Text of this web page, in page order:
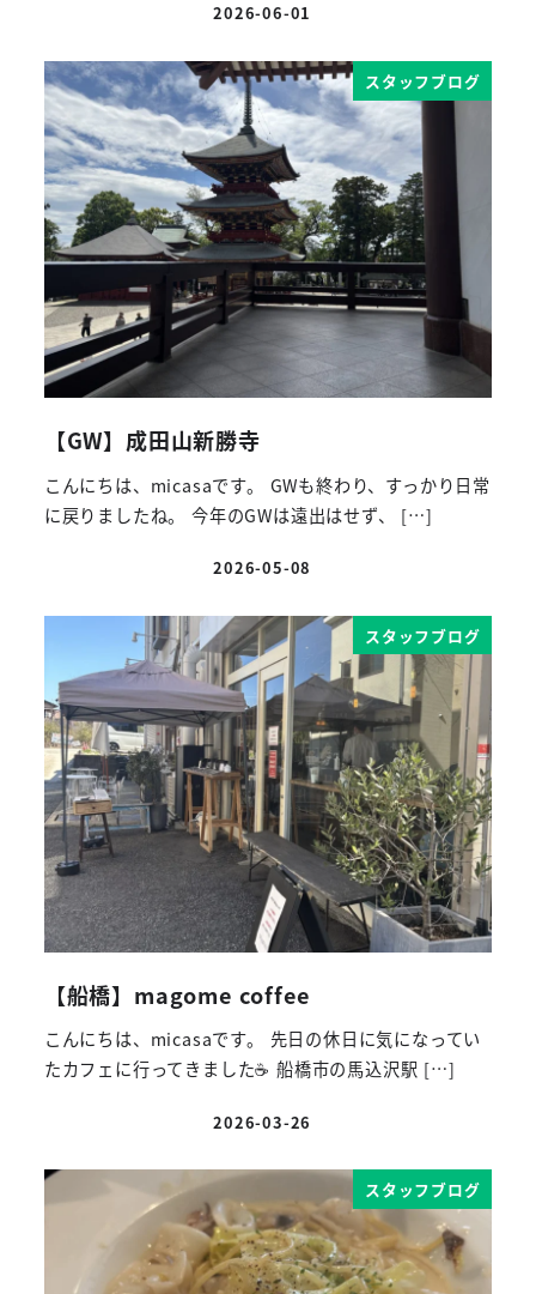
投稿日
2026-06-01
スタッフブログ
【GW】成田山新勝寺
こんにちは、micasaです。 GWも終わり、すっかり日常
に戻りましたね。 今年のGWは遠出はせず、 […]
投稿日
2026-05-08
スタッフブログ
【船橋】magome coffee
こんにちは、micasaです。 先日の休日に気になってい
たカフェに行ってきました☕ 船橋市の馬込沢駅 […]
投稿日
2026-03-26
スタッフブログ